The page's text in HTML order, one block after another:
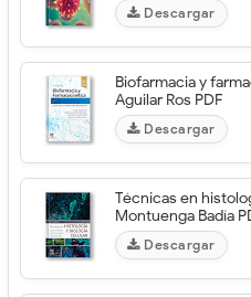
Descargar
Biofarmacia y
Aguilar Ros PDF
Descargar
Técnicas en
Montuenga Badía
Descargar